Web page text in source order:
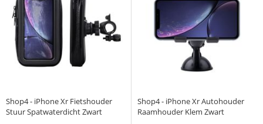
Shop4 - iPhone Xr Fietshouder
Stuur Spatwaterdicht Zwart
Shop4 - iPhone Xr Autohouder
Raamhouder Klem Zwart